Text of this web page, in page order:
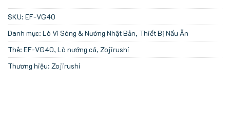
SKU: EF-VG40
Danh mục: Lò Vi Sóng & Nướng Nhật Bản, Thiết Bị Nấu Ăn
Thẻ: EF-VG40, Lò nướng cá, Zojirushi
Thương hiệu: Zojirushi